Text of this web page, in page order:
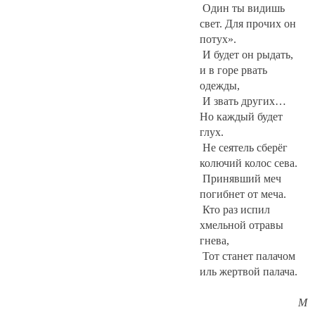
Один ты видишь
свет. Для прочих он
потух».
И будет он рыдать,
и в горе рвать
одежды,
И звать других…
Но каждый будет
глух.
Не сеятель сберёг
колючий колос сева.
Принявший меч
погибнет от меча.
Кто раз испил
хмельной отравы
гнева,
Тот станет палачом
иль жертвой палача.
М